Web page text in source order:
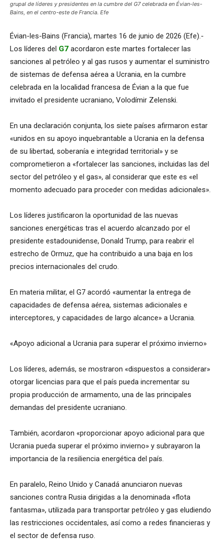
grupal de líderes y presidentes en la cumbre del G7 celebrada en Évian-les-
Bains, en el centro-este de Francia. Efe
Évian-les-Bains (Francia), martes 16 de junio de 2026 (Efe).-
Los líderes del G7 acordaron este martes fortalecer las
sanciones al petróleo y al gas rusos y aumentar el suministro
de sistemas de defensa aérea a Ucrania, en la cumbre
celebrada en la localidad francesa de Évian a la que fue
invitado el presidente ucraniano, Volodímir Zelenski.
En una declaración conjunta, los siete países afirmaron estar
«unidos en su apoyo inquebrantable a Ucrania en la defensa
de su libertad, soberanía e integridad territorial» y se
comprometieron a «fortalecer las sanciones, incluidas las del
sector del petróleo y el gas», al considerar que este es «el
momento adecuado para proceder con medidas adicionales».
Los líderes justificaron la oportunidad de las nuevas
sanciones energéticas tras el acuerdo alcanzado por el
presidente estadounidense, Donald Trump, para reabrir el
estrecho de Ormuz, que ha contribuido a una baja en los
precios internacionales del crudo.
En materia militar, el G7 acordó «aumentar la entrega de
capacidades de defensa aérea, sistemas adicionales e
interceptores, y capacidades de largo alcance» a Ucrania.
«Apoyo adicional a Ucrania para superar el próximo invierno»
Los líderes, además, se mostraron «dispuestos a considerar»
otorgar licencias para que el país pueda incrementar su
propia producción de armamento, una de las principales
demandas del presidente ucraniano.
También, acordaron «proporcionar apoyo adicional para que
Ucrania pueda superar el próximo invierno» y subrayaron la
importancia de la resiliencia energética del país.
En paralelo, Reino Unido y Canadá anunciaron nuevas
sanciones contra Rusia dirigidas a la denominada «flota
fantasma», utilizada para transportar petróleo y gas eludiendo
las restricciones occidentales, así como a redes financieras y
el sector de defensa ruso.